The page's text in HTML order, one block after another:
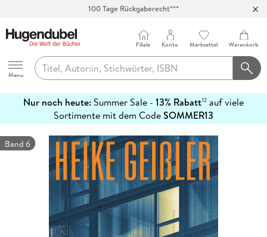
Abholung in über 100 Filialen
Hugendubel
Menu
Filiale Konto Merkzettel Warenkorb
Nur noch heute: Summer Sale - 13% Rabatt12 auf viele
Sortimente mit dem CodeSOMMER13
erfahren
Band 6